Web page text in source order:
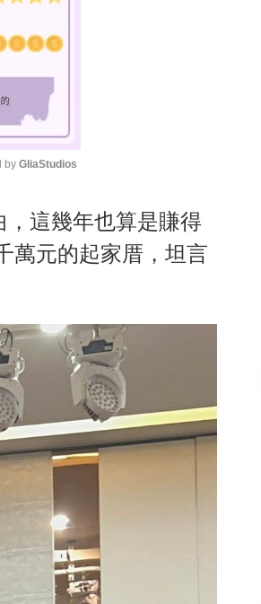
M
u
t
by GliaStudios
這幾年也算是賺得
萬元的起家厝，坦言